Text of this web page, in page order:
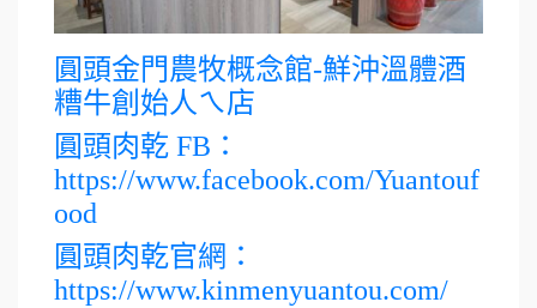
圓頭金門農牧概念館-鮮沖溫體酒
糟牛創始人ㄟ店
圓頭肉乾 FB：
https://www.facebook.com/Yuantouf
ood
圓頭肉乾官網：
https://www.kinmenyuantou.com/